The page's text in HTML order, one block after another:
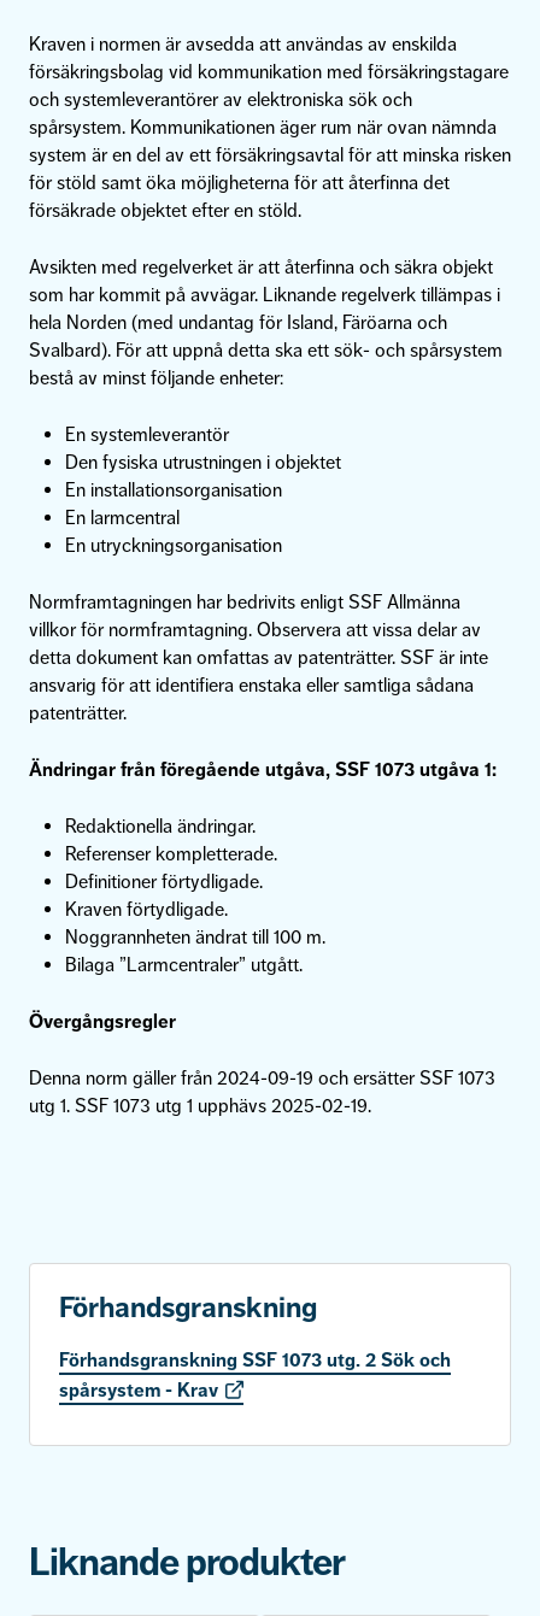
Kraven i normen är avsedda att användas av enskilda
försäkringsbolag vid kommunikation med försäkringstagare
och systemleverantörer av elektroniska sök och
spårsystem. Kommunikationen äger rum när ovan nämnda
system är en del av ett försäkringsavtal för att minska risken
för stöld samt öka möjligheterna för att återfinna det
försäkrade objektet efter en stöld.
Avsikten med regelverket är att återfinna och säkra objekt
som har kommit på avvägar. Liknande regelverk tillämpas i
hela Norden (med undantag för Island, Färöarna och
Svalbard). För att uppnå detta ska ett sök- och spårsystem
bestå av minst följande enheter:
En systemleverantör
Den fysiska utrustningen i objektet
En installationsorganisation
En larmcentral
En utryckningsorganisation
Normframtagningen har bedrivits enligt SSF Allmänna
villkor för normframtagning. Observera att vissa delar av
detta dokument kan omfattas av patenträtter. SSF är inte
ansvarig för att identifiera enstaka eller samtliga sådana
patenträtter.
Ändringar från föregående utgåva, SSF 1073 utgåva 1:
Redaktionella ändringar.
Referenser kompletterade.
Definitioner förtydligade.
Kraven förtydligade.
Noggrannheten ändrat till 100 m.
Bilaga ”Larmcentraler” utgått.
Övergångsregler
Denna norm gäller från 2024-09-19 och ersätter SSF 1073
utg 1. SSF 1073 utg 1 upphävs 2025-02-19.
Förhandsgranskning
Förhandsgranskning SSF 1073 utg. 2 Sök och
spårsystem - Krav
Liknande produkter